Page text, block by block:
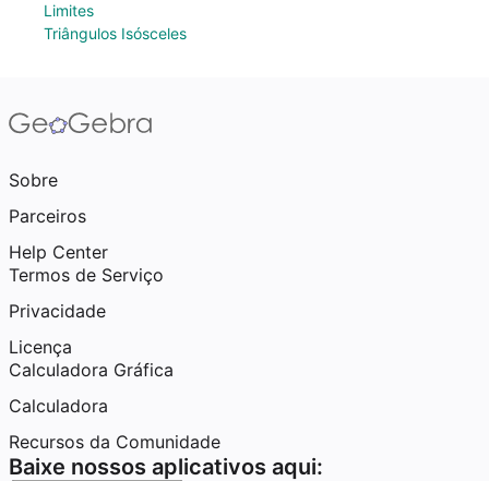
Limites
Triângulos Isósceles
Sobre
Parceiros
Help Center
Termos de Serviço
Privacidade
Licença
Calculadora Gráfica
Calculadora
Recursos da Comunidade
Baixe nossos aplicativos aqui: